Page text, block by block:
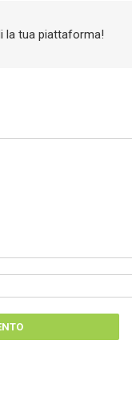
la tua piattaforma!